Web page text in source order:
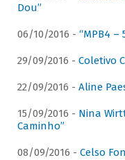
Dou”
06/10/2016 - “MPB4 –
29/09/2016 - Coletivo
22/09/2016 - Aline
15/09/2016 - Nina
Caminho”
08/09/2016 - Celso